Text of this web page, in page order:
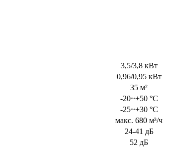
3,5/3,8 кВт
0,96/0,95 кВт
35 м²
-20~+50 °С
-25~+30 °С
макс. 680 м³/ч
24-41 дБ
52 дБ